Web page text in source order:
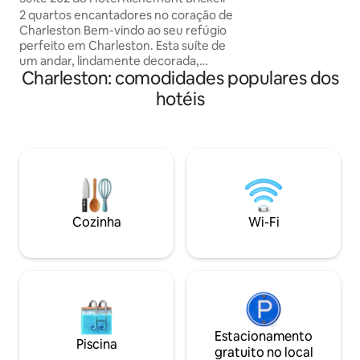
2 quartos encantadores no coração de
Charleston Bem-vindo ao seu refúgio
perfeito em Charleston. Esta suíte de
um andar, lindamente decorada,
combina conforto, estilo e charme do sul
em uma localização privilegiada no
centro da cidade, perto dos melhores
cozinha totalmente equipada, área de
jantar e uma confortável sala de estar.
Desfrute de uma cama king no quarto
principal e uma cama queen no segundo
Charleston: comodidades populares dos
hotéis
Cozinha Wi-Fi
Piscina
Estacionamento
gratuito no local